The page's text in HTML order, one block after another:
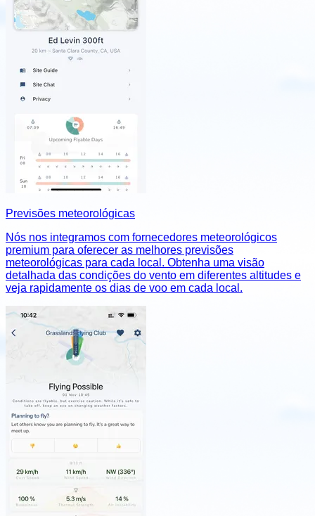
Previsões meteorológicas
Nós nos integramos com fornecedores meteorológicos
premium para oferecer as melhores previsões
meteorológicas para cada local. Obtenha uma visão
detalhada das condições do vento em diferentes altitudes e
veja rapidamente os dias de voo em cada local.